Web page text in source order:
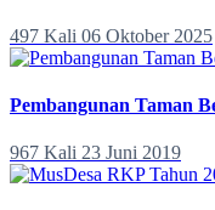
497 Kali 06 Oktober 2025
Pembangunan Taman
967 Kali 23 Juni 2019